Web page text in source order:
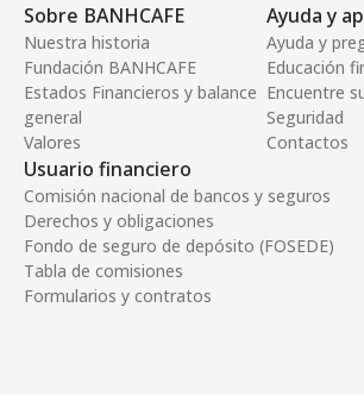
Sobre BANHCAFE
Nuestra historia
Fundación BANHCAFE
Estados Financieros y balance
general
Valores
Ayuda y
Ayuda y
Educación
Encuentre
Seguridad
Contactos
Usuario financiero
Comisión nacional de bancos y seguros
Derechos y obligaciones
Fondo de seguro de depósito (FOSEDE)
Tabla de comisiones
Formularios y contratos